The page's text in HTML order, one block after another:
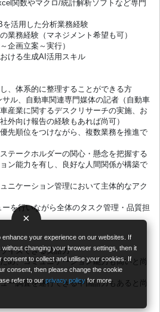
×
your experience on our websites. If
changing your browser settings, then it
consent to collect and utilise your cookies. If
consent, then please change the cookie
refer to ourprivacy policyfor more
関数やマクロ/統計解析ソフトなど専門
を活用した分析業務経験
業務経験（マネジメント希望も可）
企画立案～実行）
ける生成AI活用スキル
、体系的に整理することができる方
サル、自動車関連専門媒体の記者（自動車
産業に関するデスクリサーチの実施、お
外向け報告の経験もあれば尚可）
先順位をつけながら、複数業務を推進で
テークホルダーの関心・懸念を把握する
ン能力を有し、良好な人間関係が構築で
ニケーション管理において主体的なアク
ーを行いながら全体のタスク管理・品質担
イズできる英語力
め、コミュニケーション能力も高いと尚
ー調査を遂行できる中国語力もあると尚